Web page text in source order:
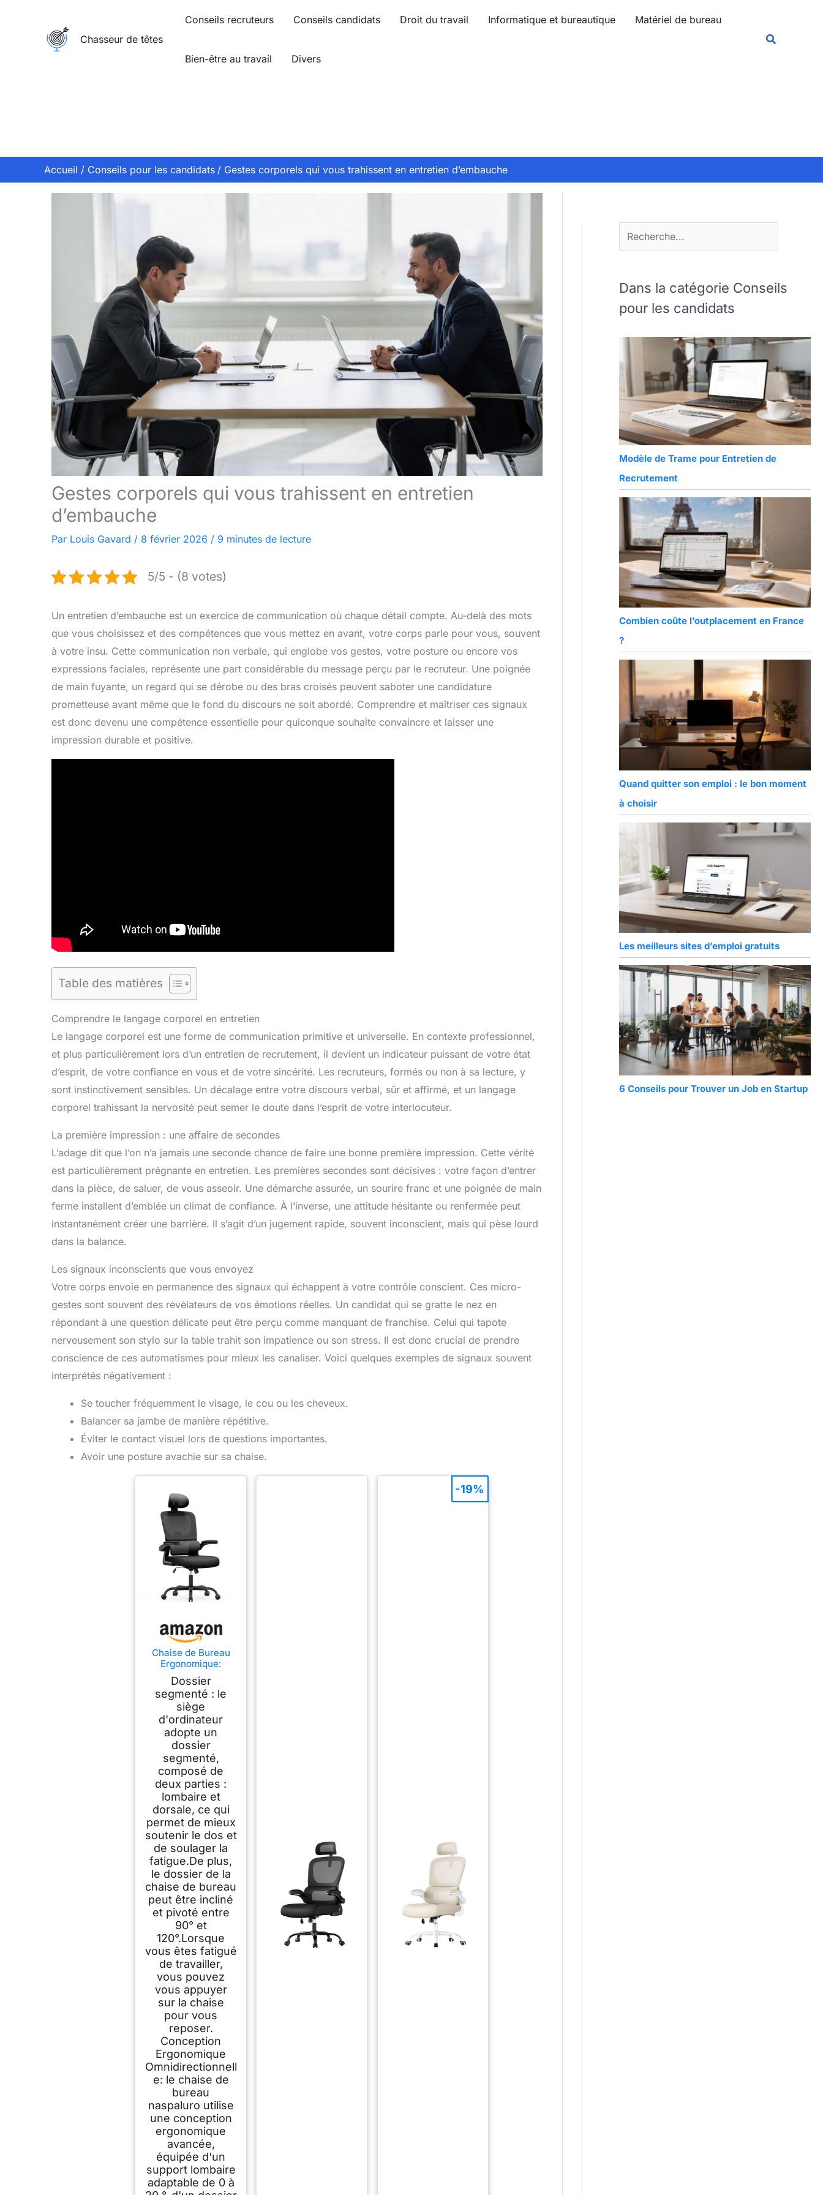
Chasseur de têtes
Conseils recruteurs Conseils candidats Droit du travail Informatique et bureautique Matériel de bureau
Bien-être au travail Divers
Accueil Conseils pour les candidats Gestes corporels qui vous trahissent en entretien d’embauche
Gestes corporels qui vous trahissent en entretien
d’embauche
Par Louis Gavard / 8 février 2026 / 9 minutes de lecture
5/5 - (8 votes)
Un entretien d’embauche est un exercice de communication où chaque détail compte. Au-delà des mots
que vous choisissez et des compétences que vous mettez en avant, votre corps parle pour vous, souvent
à votre insu. Cette communication non verbale, qui englobe vos gestes, votre posture ou encore vos
expressions faciales, représente une part considérable du message perçu par le recruteur. Une poignée
de main fuyante, un regard qui se dérobe ou des bras croisés peuvent saboter une candidature
prometteuse avant même que le fond du discours ne soit abordé. Comprendre et maîtriser ces signaux
est donc devenu une compétence essentielle pour quiconque souhaite convaincre et laisser une
impression durable et positive.
Table des matières
Comprendre le langage corporel en entretien
Le langage corporel est une forme de communication primitive et universelle. En contexte professionnel,
et plus particulièrement lors d’un entretien de recrutement, il devient un indicateur puissant de votre état
d’esprit, de votre confiance en vous et de votre sincérité. Les recruteurs, formés ou non à sa lecture, y
sont instinctivement sensibles. Un décalage entre votre discours verbal, sûr et affirmé, et un langage
corporel trahissant la nervosité peut semer le doute dans l’esprit de votre interlocuteur.
La première impression : une affaire de secondes
L’adage dit que l’on n’a jamais une seconde chance de faire une bonne première impression. Cette vérité
est particulièrement prégnante en entretien. Les premières secondes sont décisives : votre façon d’entrer
dans la pièce, de saluer, de vous asseoir. Une démarche assurée, un sourire franc et une poignée de main
ferme installent d’emblée un climat de confiance. À l’inverse, une attitude hésitante ou renfermée peut
instantanément créer une barrière. Il s’agit d’un jugement rapide, souvent inconscient, mais qui pèse lourd
dans la balance.
Les signaux inconscients que vous envoyez
Votre corps envoie en permanence des signaux qui échappent à votre contrôle conscient. Ces micro-
gestes sont souvent des révélateurs de vos émotions réelles. Un candidat qui se gratte le nez en
répondant à une question délicate peut être perçu comme manquant de franchise. Celui qui tapote
nerveusement son stylo sur la table trahit son impatience ou son stress. Il est donc crucial de prendre
conscience de ces automatismes pour mieux les canaliser. Voici quelques exemples de signaux souvent
interprétés négativement :
Se toucher fréquemment le visage, le cou ou les cheveux.
Balancer sa jambe de manière répétitive.
Éviter le contact visuel lors de questions importantes.
Avoir une posture avachie sur sa chaise.
Chaise de Bureau
Ergonomique:
Fauteuil Bureau
avec Support
Lombaire en
C,Dossier et Appui-
tête
Réglables,Reversibl
e Armrest,Siege en
Maille Respirante
Convient à la
Maison Bureau
,Lecture,Noir
Dossier
segmenté : le
siège
d'ordinateur
adopte un
dossier
segmenté,
composé de
deux parties :
lombaire et
dorsale, ce qui
permet de mieux
soutenir le dos et
de soulager la
fatigue.De plus,
le dossier de la
chaise de bureau
peut être incliné
et pivoté entre
90° et
120°.Lorsque
vous êtes fatigué
de travailler,
vous pouvez
vous appuyer
sur la chaise
pour vous
reposer.
Conception
Ergonomique
Omnidirectionnell
e: le chaise de
bureau
naspaluro utilise
une conception
ergonomique
avancée,
équipée d'un
support lombaire
adaptable de 0 à
-19%
r
Dans la catégorie Conseils
pour les candidats
Modèle de Trame pour Entretien de
Recrutement
Combien coûte l’outplacement en France
?
Quand quitter son emploi : le bon moment
à choisir
Les meilleurs sites d’emploi gratuits
6 Conseils pour Trouver un Job en Startup